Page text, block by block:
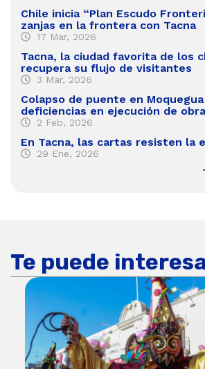
Chile inicia “Plan Escudo
zanjas en la frontera con Tacna
17 Mar, 2026
Tacna, la ciudad favorita de los
recupera su flujo de visitantes
3 Mar, 2026
Colapso de puente en
deficiencias en ejecución de
2 Feb, 2026
En Tacna, las cartas resisten la
29 Ene, 2026
Te puede